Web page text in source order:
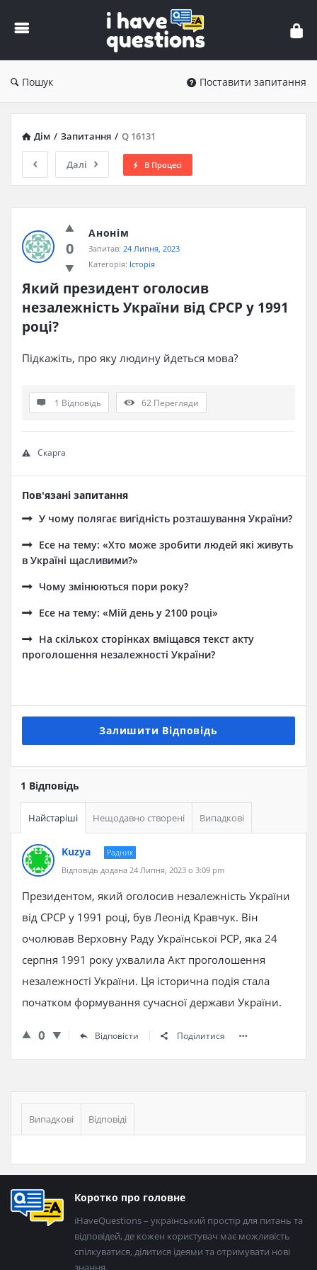
iHaveQuestions
Пошук Поставити запитання
Дім / Запитання / Q 16131
Далі В Процесі
0
Анонім
Запитав: 24 Липня, 2023
Категорія: Історія
Який президент оголосив
незалежність України від СРСР у 1991
році?
Підкажіть, про яку людину йдеться мова?
1 Відповідь 62 Перегляди
Скарга
Пов'язані запитання
У чому полягає вигідність розташування України?
Есе на тему: «Хто може зробити людей які живуть
в Україні щасливими?»
Чому змінюються пори року?
Есе на тему: «Мій день у 2100 році»
На скількох сторінках вміщався текст акту
проголошення незалежності України?
Залишити Відповідь
1 Відповідь
Найстаріші Нещодавно створені Випадкові
Kuzya
Радник
Відповідь додана 24 Липня, 2023 о 3:09 pm
Президентом, який оголосив незалежність України
від СРСР у 1991 році, був Леонід Кравчук. Він
очолював Верховну Раду Української РСР, яка 24
серпня 1991 року ухвалила Акт проголошення
незалежності України. Ця історична подія стала
початком формування сучасної держави України.
0 Відповісти Поділитися
Бічна
панель
Випадкові Відповіді
Нижній
колонтитул
Коротко про головне
iHaveQuestions – український простір для питань та
відповідей, де кожен користувач має можливість
спілкуватися, ділитися ідеями та отримувати нові
знання.